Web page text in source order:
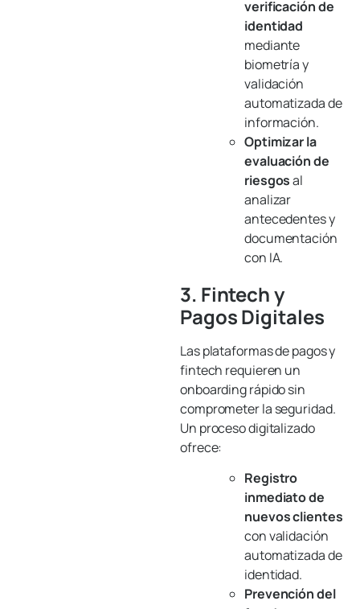
verificación de
identidad
mediante
biometría y
validación
automatizada de
información.
Optimizar la
evaluación de
riesgosal
analizar
antecedentes y
documentación
con IA.
3. Fintech y
Pagos Digitales
Las plataformas de pagos y
fintech requieren un
onboarding rápido sin
comprometer la seguridad.
Un proceso digitalizado
ofrece:
Registro
inmediato de
nuevos clientes
con validación
automatizada de
identidad.
Prevención del